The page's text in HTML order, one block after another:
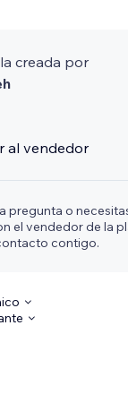
creada por
al vendedor
pregunta o
el vendedor de la
contigo.